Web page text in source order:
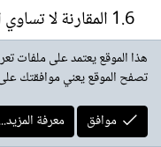
1.6 المقارنة لا
الخطابية عبر
والإحلالي.
2.6 العقلانية
هذا الموقع يعتمد على ملفات
تصفح الموقع يعني موافقتك
موافق
معرفة المزيد...